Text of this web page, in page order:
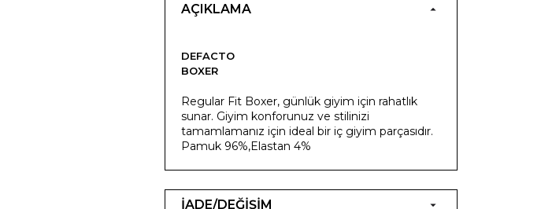
AÇIKLAMA
DEFACTO
BOXER
Regular Fit Boxer, günlük giyim için rahatlık
sunar. Giyim konforunuz ve stilinizi
tamamlamanız için ideal bir iç giyim parçasıdır.
Pamuk 96%,Elastan 4%
İADE/DEĞİŞİM